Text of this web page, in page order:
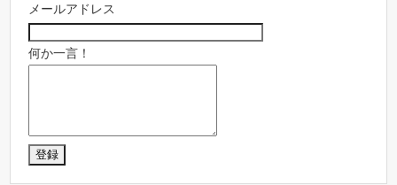
メールアドレス
何か一言！